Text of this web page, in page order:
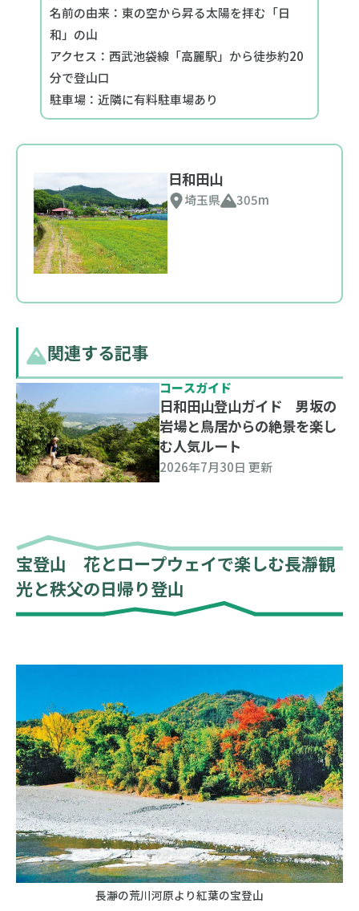
名前の由来：東の空から昇る太陽を拝む「日
和」の山
アクセス：西武池袋線「高麗駅」から徒歩約20
分で登山口
駐車場：近隣に有料駐車場あり
日和田山
埼玉県 305m
関連する記事
コースガイド
日和田山登山ガイド 男坂の
岩場と鳥居からの絶景を楽し
む人気ルート
2026年7月30日 更新
宝登山 花とロープウェイで楽しむ長瀞観
光と秩父の日帰り登山
長瀞の荒川河原より紅葉の宝登山